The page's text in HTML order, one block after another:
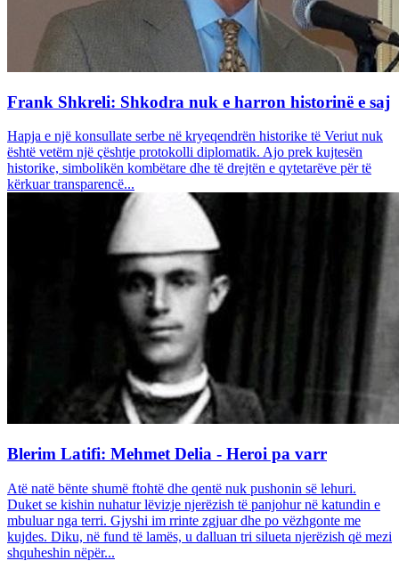
Frank Shkreli: Shkodra nuk e harron historinë e saj
Hapja e një konsullate serbe në kryeqendrën historike të Veriut nuk
është vetëm një çështje protokolli diplomatik. Ajo prek kujtesën
historike, simbolikën kombëtare dhe të drejtën e qytetarëve për të
kërkuar transparencë...
Blerim Latifi: Mehmet Delia - Heroi pa varr
Atë natë bënte shumë ftohtë dhe qentë nuk pushonin së lehuri.
Duket se kishin nuhatur lëvizje njerëzish të panjohur në katundin e
mbuluar nga terri. Gjyshi im rrinte zgjuar dhe po vëzhgonte me
kujdes. Diku, në fund të lamës, u dalluan tri silueta njerëzish që mezi
shquheshin nëpër...